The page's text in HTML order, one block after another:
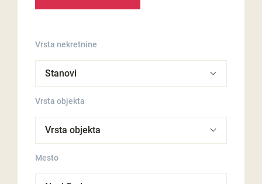
Vrsta nekretnine
Vrsta objekta
Mesto